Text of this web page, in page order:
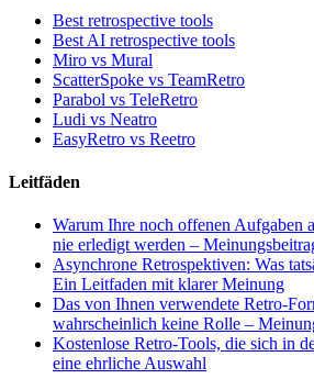
Best retrospective tools
Best AI retrospective tools
Miro vs Mural
ScatterSpoke vs TeamRetro
Parabol vs TeleRetro
Ludi vs Neatro
EasyRetro vs Reetro
Leitfäden
Warum Ihre noch offenen Aufgaben
nie erledigt werden –
Asynchrone Retrospektiven: Was
Ein Leitfaden mit klarer Meinung
Das von Ihnen verwendete Retro-
wahrscheinlich keine Rolle –
Kostenlose Retro-Tools, die sich in
eine ehrliche Auswahl